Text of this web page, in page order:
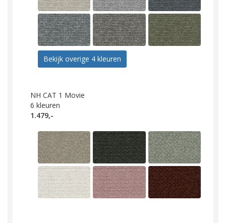
Bekijk overige 4 kleuren
NH CAT 1 Movie
6 kleuren
1.479,-